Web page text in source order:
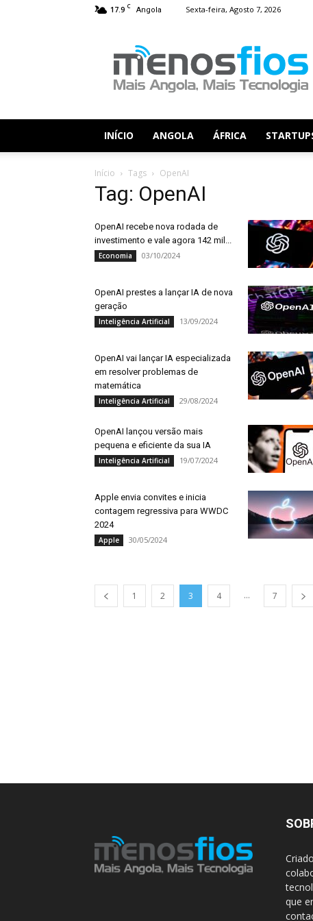
17.9 C Angola Sexta-feira, Agosto 7, 2026
Fios
INÍCIO ANGOLA ÁFRICA
Início Tags OpenAI
Tag: OpenAI
OpenAI recebe nova rodada de
investimento e vale agora 142 mil...
Economia 03/10/2024
OpenAI prestes a lançar IA de nova
geração
Inteligência Artificial 13/09/2024
OpenAI vai lançar IA especializada
em resolver problemas de
matemática
Inteligência Artificial 29/08/2024
OpenAI lançou versão mais
pequena e eficiente da sua IA
Inteligência Artificial 19/07/2024
Apple envia convites e inicia
contagem regressiva para WWDC
2024
Apple 30/05/2024
1 2 3 4 ... 7
que